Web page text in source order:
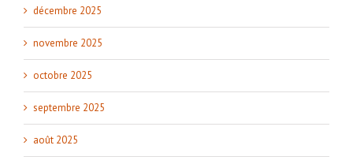
décembre 2025
novembre 2025
octobre 2025
septembre 2025
août 2025